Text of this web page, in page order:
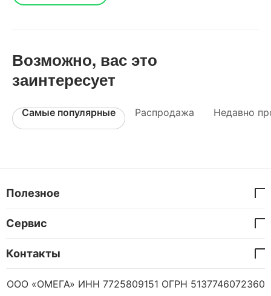
Возможно, вас это
заинтересует
Самые популярные Распродажа Недавно
Полезное
Сервис
Контакты
ООО «ОМЕГА» ИНН 7725809151 ОГРН 5137746072360